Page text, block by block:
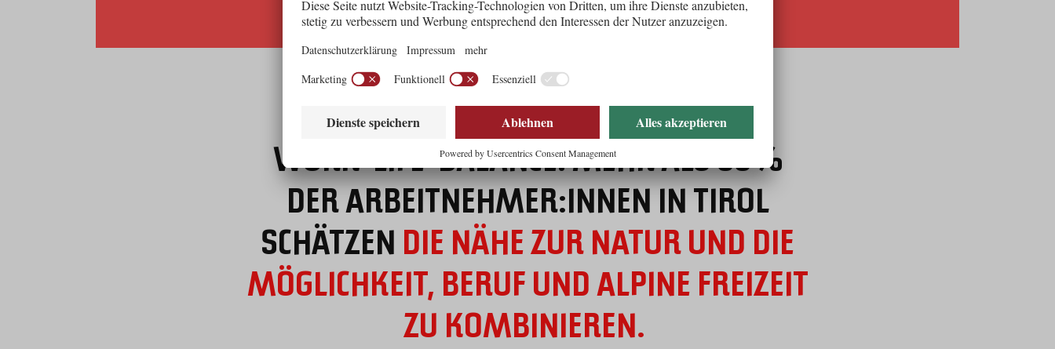
Jobs in Tirol
WORK-LIFE-BALANCE: MEHR ALS 60%
DER ARBEITNEHMER:INNEN IN TIROL
SCHÄTZEN DIE NÄHE ZUR NATUR UND DIE
MÖGLICHKEIT, BERUF UND ALPINE FREIZEIT
ZU KOMBINIEREN.